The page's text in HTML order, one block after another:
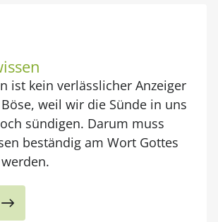
ist kein verlässlicher Anzeiger
weil wir die Sünde in uns
sündigen. Darum muss
beständig am Wort Gottes